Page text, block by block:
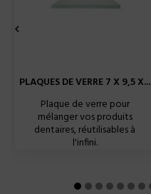
PLAQUES DE VERRE 7 X 9,5 X...
Plaque de verre pour
mélanger vos produits
dentaires, réutilisables à
l'infini.
